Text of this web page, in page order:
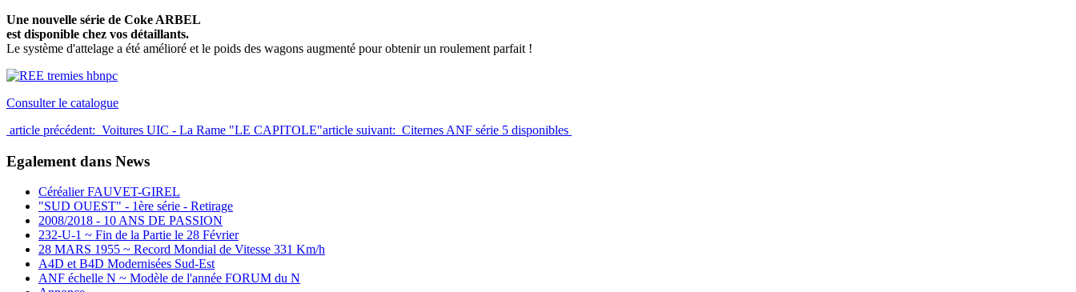
Une nouvelle série de Coke ARBEL
est disponible chez vos détaillants.
Le système d'attelage a été amélioré et le poids des wagons augmenté pour obtenir un roulement parfait !
Consulter le catalogue
article précédent: Voitures UIC - La Rame "LE CAPITOLE"article suivant: Citernes ANF série 5 disponibles
Egalement dans News
Céréalier FAUVET-GIREL
"SUD OUEST" - 1ère série - Retirage
2008/2018 - 10 ANS DE PASSION
232-U-1 ~ Fin de la Partie le 28 Février
28 MARS 1955 ~ Record Mondial de Vitesse 331 Km/h
A4D et B4D Modernisées Sud-Est
ANF échelle N ~ Modèle de l'année FORUM du N